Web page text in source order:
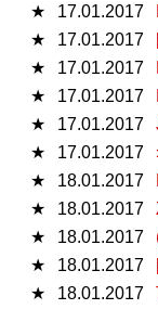
★
17.01.2017
★
17.01.2017
★
17.01.2017
★
17.01.2017
★
17.01.2017
★
17.01.2017
★
18.01.2017
★
18.01.2017
★
18.01.2017
★
18.01.2017
★
18.01.2017